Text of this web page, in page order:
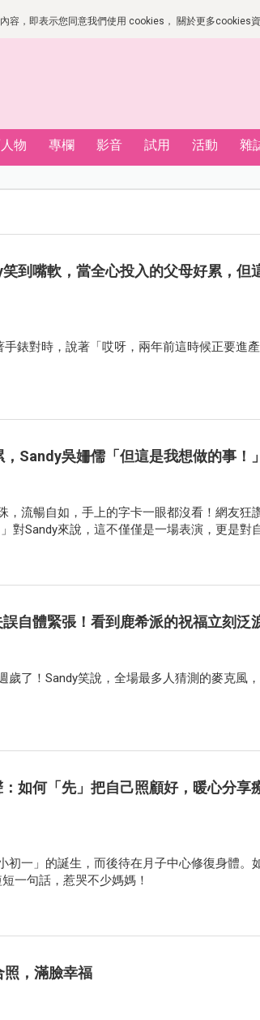
容，即表示您同意我們使用 cookies， 關於更多cookies
物 專欄 影音 試用 活動 雜
到嘴軟，當全心投入的父母好累，但
錶對時，說著「哎呀，兩年前這時候正要進
Sandy吳姍儒「但這是我想做的事！」
流暢自如，手上的字卡一眼都沒看！網友狂
對Sandy來說，這不僅僅是一場表演，更是對
自體緊張！看到鹿希派的祝福立刻泛
了！Sandy笑說，全場最多人猜測的麥克風，
如何「先」把自己照顧好，暖心分享
初一」的誕生，而後待在月子中心修復身體。
一句話，惹哭不少媽媽！
，滿臉幸福